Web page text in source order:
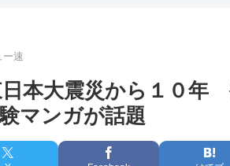
ー速
日本大震災から１０
マンガが話題